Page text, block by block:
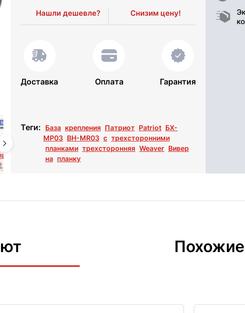
Нашли дешевле? Снизим цену!
Доставка Оплата Гарантия
Теги: База крепления Патриот Patriot БХ-
МР03 BH-MR03 с трехсторонними
планками трехсторонняя Weaver Вивер
на планку